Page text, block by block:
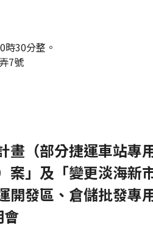
30分整。
7號
畫（部分捷運車站專
案」及「變更淡海新
發區、倉儲批發專
會